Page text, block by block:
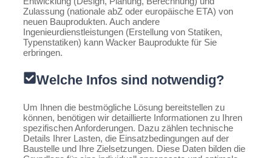
Zulassung (nationale abZ oder europäische ETA) von
neuen Bauprodukten. Auch andere
Ingenieurdienstleistungen (Erstellung von Statiken,
Typenstatiken) kann Wacker Bauprodukte für Sie
erbringen.
Welche Infos sind notwendig?
Um Ihnen die bestmögliche Lösung bereitstellen zu
können, benötigen wir detaillierte Informationen zu Ihren
spezifischen Anforderungen. Dazu zählen technische
Details Ihrer Lasten, die Einsatzbedingungen auf der
Baustelle und Ihre Zielsetzungen. Diese Daten bilden die